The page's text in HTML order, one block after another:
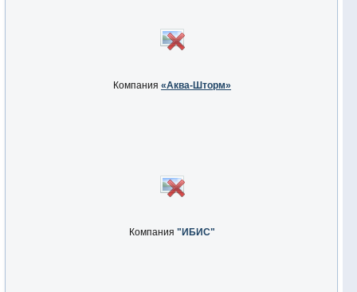
Компания«Аква-Шторм»
Компания"ИБИС"